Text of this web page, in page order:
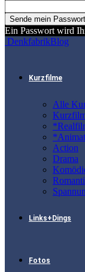
Ein Passwort wird
DenkfabrikBlog
Kurzfilme
Alle
Action
Drama
Links+Dings
Fotos